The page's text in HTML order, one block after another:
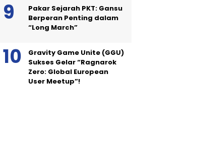
Pakar Sejarah PKT: Gansu
Berperan Penting dalam
“Long March”
Gravity Game Unite (GGU)
Sukses Gelar “Ragnarok
Zero: Global European
User Meetup”!